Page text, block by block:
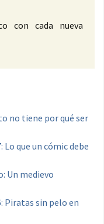
con cada nueva
no tiene por qué ser
Lo que un cómic debe
Un medievo
Piratas sin pelo en